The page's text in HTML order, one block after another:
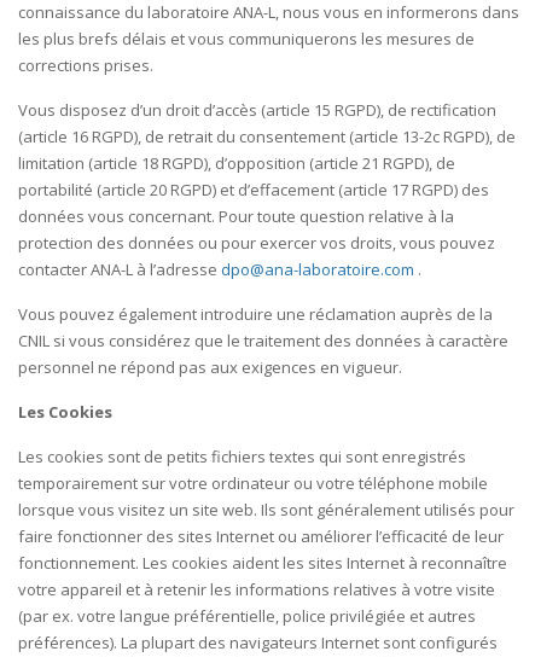
connaissance du laboratoire ANA-L, nous vous en informerons dans
les plus brefs délais et vous communiquerons les mesures de
corrections prises.
Vous disposez d’un droit d’accès (article 15 RGPD), de rectification
(article 16 RGPD), de retrait du consentement (article 13-2c RGPD), de
limitation (article 18 RGPD), d’opposition (article 21 RGPD), de
portabilité (article 20 RGPD) et d’effacement (article 17 RGPD) des
données vous concernant. Pour toute question relative à la
protection des données ou pour exercer vos droits, vous pouvez
contacter ANA-L à l’adresse dpo@ana-laboratoire.com .
Vous pouvez également introduire une réclamation auprès de la
CNIL si vous considérez que le traitement des données à caractère
personnel ne répond pas aux exigences en vigueur.
Les Cookies
Les cookies sont de petits fichiers textes qui sont enregistrés
temporairement sur votre ordinateur ou votre téléphone mobile
lorsque vous visitez un site web. Ils sont généralement utilisés pour
faire fonctionner des sites Internet ou améliorer l’efficacité de leur
fonctionnement. Les cookies aident les sites Internet à reconnaître
votre appareil et à retenir les informations relatives à votre visite
(par ex. votre langue préférentielle, police privilégiée et autres
préférences). La plupart des navigateurs Internet sont configurés